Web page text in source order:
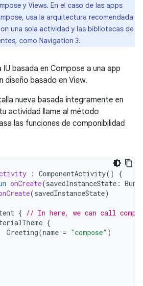
y Views. En el caso de las apps
usa la arquitectura recomendada
una sola actividad y las bibliotecas de
como Navigation 3.
IU basada en Compose a una app
diseño basado en View.
nueva basada íntegramente en
actividad llame al método
las funciones de componibilidad
: ComponentActivity()
{
onCreate(savedInstanceState :
(savedInstanceState)
{ // In here, we can call
{
Greeting(name = "compose" )